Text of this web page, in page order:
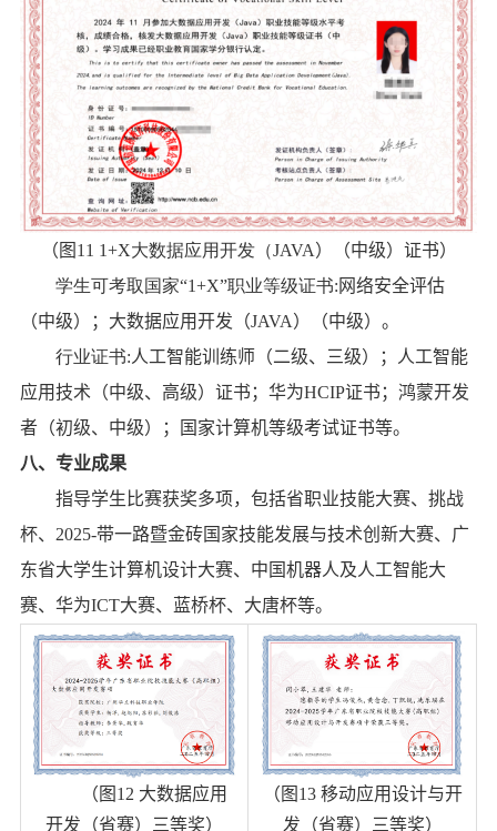
（图 11 1+X大数据应用开发（JAVA） （中级） 证书）
学生可考取国家“1+X”职业等级证书: 网络安全评估
（中级）； 大数据应用开发（JAVA） （中级）。
行业证书:人工智能训练师（二级、三级）；人工智能
应用技术（中级、高级）证书； 华为HCIP证书 ； 鸿蒙开发
者（初级、中级） ；国家计算机等级考试证书等。
八、专业成果
指导学生比赛获奖多项，包括省职业技能大赛、挑战
杯、 2025-带一路暨金砖国家技能发展与技术创新大赛、广
东省大学生计算机设计大赛、中国机器人及人工智能大
赛、华为ICT大赛、蓝桥杯、大唐杯等。
（图 12 大数据应用
开发（省赛）三等奖）
（图 13 移动应用设计与开
发（省赛）三等奖）